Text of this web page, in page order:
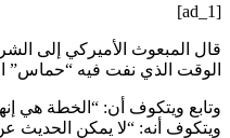
[ad_1]
قال المبعوث الأميركي إلى
الوقت الذي نفت فيه “حماس”
وتابع ويتكوف أن: “الخطة هي
ويتكوف أنه: “لا يمكن الحديث